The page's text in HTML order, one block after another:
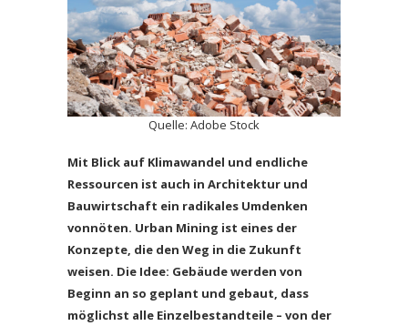
Quelle: Adobe Stock
Mit Blick auf Klimawandel und endliche
Ressourcen ist auch in Architektur und
Bauwirtschaft ein radikales Umdenken
vonnöten. Urban Mining ist eines der
Konzepte, die den Weg in die Zukunft
weisen. Die Idee: Gebäude werden von
Beginn an so geplant und gebaut, dass
möglichst alle Einzelbestandteile – von der